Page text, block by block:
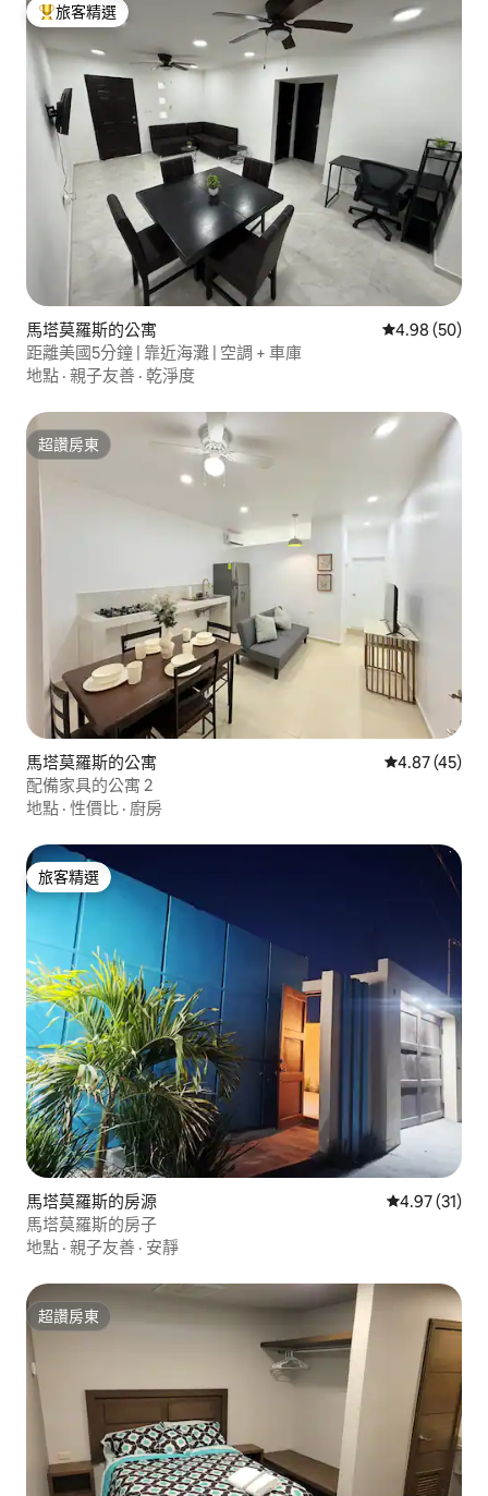
旅客精選榜首
旅客精選
馬塔莫羅斯的公寓 從 50 則評價
4.98 (50)
距離美國5分鐘 | 靠近海灘 | 空調 + 車庫
地點 · 親子友善 · 乾淨度
超讚房東
超讚房東
馬塔莫羅斯的公寓 從 45 則評價
4.87 (45)
配備家具的公寓 2
地點 · 性價比 · 廚房
旅客精選
旅客精選
馬塔莫羅斯的房源 從 31 則評價
4.97 (31)
馬塔莫羅斯的房子
地點 · 親子友善 · 安靜
超讚房東
超讚房東